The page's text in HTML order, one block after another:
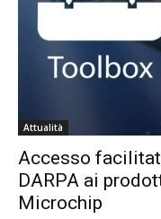
Attualità
Accesso
DARPA ai
Microchip